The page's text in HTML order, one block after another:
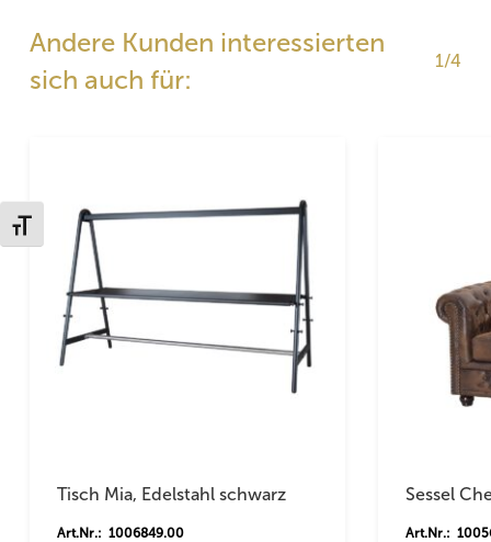
Schrift vergrößern
Andere Kunden interessierten
sich auch für:
1/4
Tisch Mia, Edelstahl schwarz
Art.Nr.: 1006849.00
Sessel
Art.Nr.: